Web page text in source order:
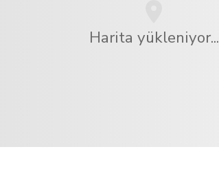
Harita yükleniyor...